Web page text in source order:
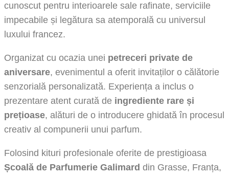
cunoscut pentru interioarele sale rafinate, serviciile
impecabile și legătura sa atemporală cu universul
luxului francez.
Organizat cu ocazia unei petreceri private de
aniversare, evenimentul a oferit invitaților o călătorie
senzorială personalizată. Experiența a inclus o
prezentare atent curată de ingrediente rare și
prețioase, alături de o introducere ghidată în procesul
creativ al compunerii unui parfum.
Folosind kituri profesionale oferite de prestigioasa
Școală de Parfumerie Galimard din Grasse, Franța,